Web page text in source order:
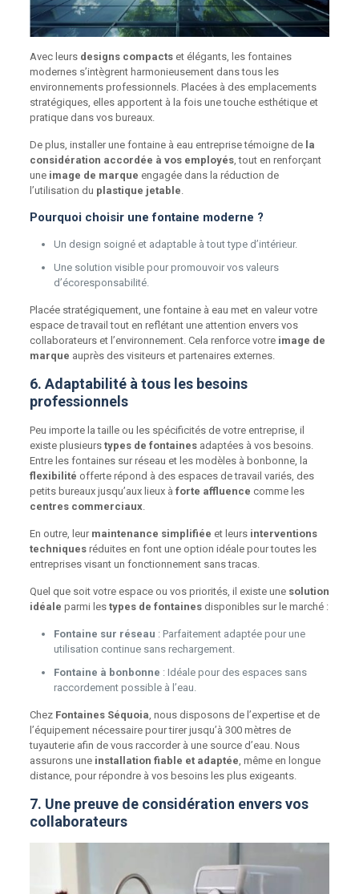
Avec leurs designs compactset élégants, les fontaines
modernes s’intègrent harmonieusement dans tous les
environnements professionnels. Placées à des emplacements
stratégiques, elles apportent à la fois une touche esthétique et
pratique dans vos bureaux.
De plus, installer une fontaine à eau entreprise témoigne de la
considération accordée à vos employés, tout en renforçant
une image de marque engagée dans la réduction de
l’utilisation du plastique jetable.
Pourquoi choisir une fontaine moderne ?
Un design soigné et adaptable à tout type d’intérieur.
Une solution visible pour promouvoir vos valeurs
d’écoresponsabilité.
Placée stratégiquement, une fontaine à eau met en valeur votre
espace de travail tout en reflétant une attention envers vos
collaborateurs et l’environnement. Cela renforce votre image de
marque auprès des visiteurs et partenaires externes.
6. Adaptabilité à tous les besoins
professionnels
Peu importe la taille ou les spécificités de votre entreprise, il
existe plusieurs types de fontainesadaptées à vos besoins.
Entre les fontaines sur réseau et les modèles à bonbonne, la
flexibilité offerte répond à des espaces de travail variés, des
petits bureaux jusqu’aux lieux à forte affluence comme les
centres commerciaux.
En outre, leur maintenance simplifiée et leurs interventions
techniquesréduites en font une option idéale pour toutes les
entreprises visant un fonctionnement sans tracas.
Quel que soit votre espace ou vos priorités, il existe une solution
idéale parmi les types de fontainesdisponibles sur le marché :
Fontaine sur réseau : Parfaitement adaptée pour une
utilisation continue sans rechargement.
Fontaine à bonbonne : Idéale pour des espaces sans
raccordement possible à l’eau.
Chez Fontaines Séquoia, nous disposons de l’expertise et de
l’équipement nécessaire pour tirer jusqu’à 300 mètres de
tuyauterie afin de vous raccorder à une source d’eau. Nous
assurons une installation fiable et adaptée, même en longue
distance, pour répondre à vos besoins les plus exigeants.
7. Une preuve de considération envers vos
collaborateurs